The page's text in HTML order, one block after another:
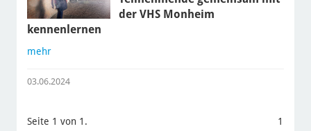
der VHS Monheim
kennenlernen
mehr
03.06.2024
Seite 1 von 1. 1